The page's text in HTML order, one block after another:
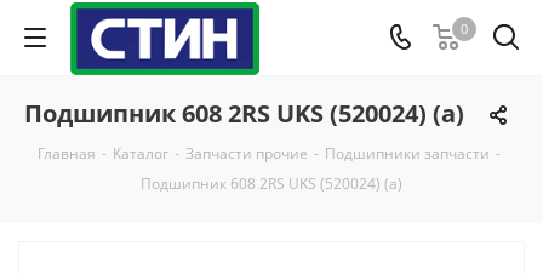
0
Подшипник 608 2RS UKS (520024) (а)
Главная - Каталог - Запчасти прочие - Подшипники запчасти -
Подшипник 608 2RS UKS (520024) (а)